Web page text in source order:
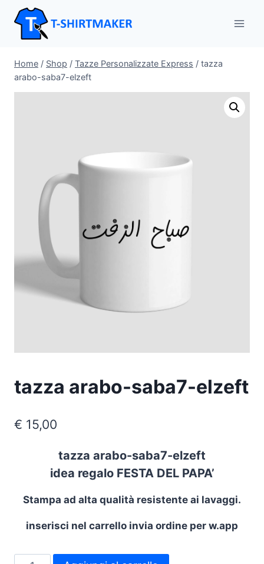
Salta
contenuto
Home / Shop / Tazze Personalizzate Express / tazza
arabo-saba7-elzeft
tazza arabo-saba7-elzeft
€ 15,00
tazza arabo-saba7-elzeft
idea regalo FESTA DEL PAPA’
Stampa ad alta qualità resistente ai lavaggi.
inserisci nel carrello invia ordine per w.app
tazza